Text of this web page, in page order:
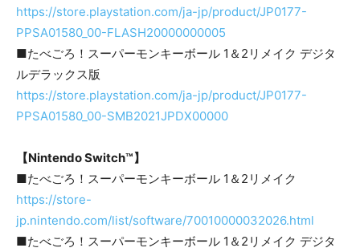
https://store.playstation.com/ja-jp/product/JP0177-
PPSA01580_00-FLASH20000000005
■たべごろ！スーパーモンキーボール 1＆2リメイク デジタ
ルデラックス版
https://store.playstation.com/ja-jp/product/JP0177-
PPSA01580_00-SMB2021JPDX00000
【Nintendo Switch™】
■たべごろ！スーパーモンキーボール 1＆2リメイク
https://store-
jp.nintendo.com/list/software/70010000032026.html
■たべごろ！スーパーモンキーボール 1＆2リメイク デジタ